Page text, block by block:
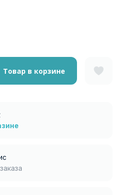
Товар в корзине